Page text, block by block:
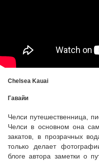
Chelsea Kauai
Гавайи
Челси путешественница,
Челси в основном она
закатов, в прозрачных
только делает
блоге автора заметки о